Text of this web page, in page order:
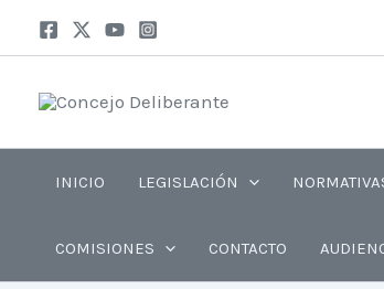
INICIO LEGISLACIÓN
COMISIONES CONTACTO